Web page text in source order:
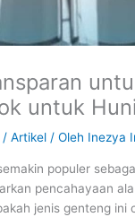
untuk
/Artikel / Oleh Inezya
populer
pencahayaan
jenis genteng ini